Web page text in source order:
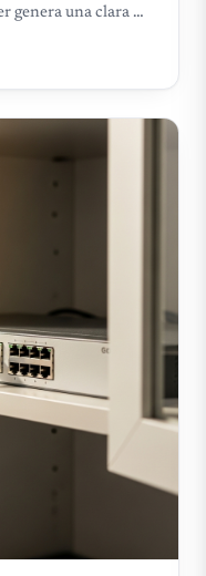
genera una clara …